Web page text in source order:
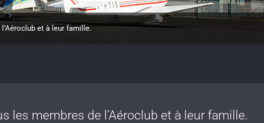
et à leur famille.
les membres de l’Aéroclub et à leur famille.